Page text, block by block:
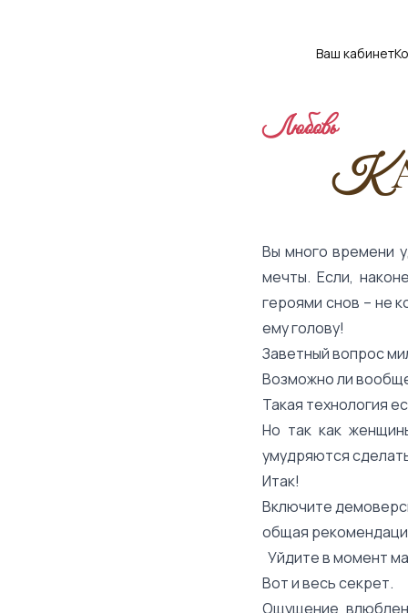
Ваш кабинет
Любовь
К
Вы много времени
мечты. Если,
героями снов – не
ему голову!
Заветный вопрос
Возможно ли
Такая технология
Но так как
умудряются
Итак!
Включите
общая
Уйдите в момент
Вот и весь секрет.
Ощущение